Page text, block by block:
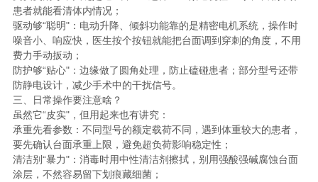
患者就能看清体内情况；
驱动够“聪明"：电动升降、倾斜功能靠的是精密电机系统，操作时
噪音小、响应快，医生按个按钮就能把台面调到穿刺的角度，不用
费力手动扳动；
防护够“贴心"：边缘做了圆角处理，防止磕碰患者；部分型号还带
防静电设计，减少手术中的干扰信号。
三、日常操作要注意啥？
虽然它“皮实"，但用起来也有讲究：
承重先看参数：不同型号的额定载荷不同，遇到体重较大的患者，
要先确认台面承重上限，避免超负荷影响稳定性；
清洁别“暴力"：消毒时用中性清洁剂擦拭，别用强酸强碱腐蚀台面
涂层，不然容易留下划痕藏细菌；